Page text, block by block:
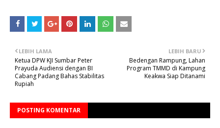
LEBIH BARU
Bedengan Rampung, Lahan
Program TMMD di Kampung
Keakwa Siap Ditanami
LEBIH LAMA
Ketua DPW KJI Sumbar Peter
Prayuda Audiensi dengan BI
Cabang Padang Bahas Stabilitas
Rupiah
POSTING KOMENTAR